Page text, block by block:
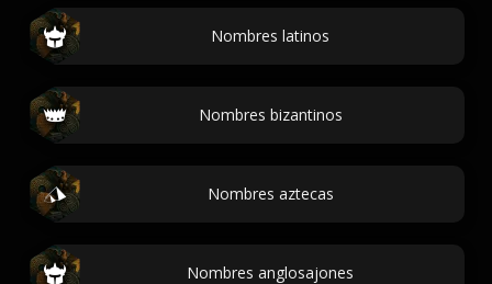
Nombres latinos
Nombres bizantinos
Nombres aztecas
Nombres anglosajones